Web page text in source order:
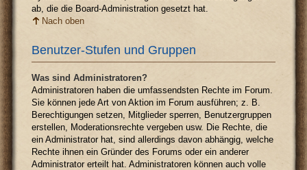
ab, die die Board-Administration gesetzt hat.
Nach oben
Benutzer-Stufen und Gruppen
Was sind Administratoren?
Administratoren haben die umfassendsten Rechte im Forum.
Sie können jede Art von Aktion im Forum ausführen; z. B.
Berechtigungen setzen, Mitglieder sperren, Benutzergruppen
erstellen, Moderationsrechte vergeben usw. Die Rechte, die
ein Administrator hat, sind allerdings davon abhängig, welche
Rechte ihnen ein Gründer des Forums oder ein anderer
Administrator erteilt hat. Administratoren können auch volle